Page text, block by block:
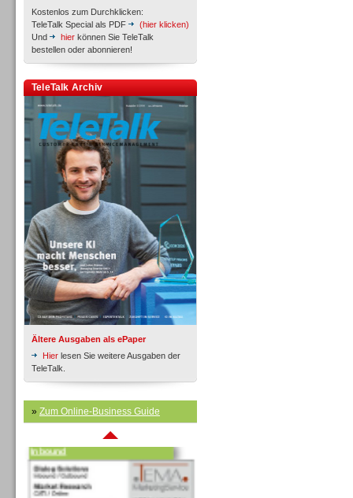
Kostenlos zum Durchklicken:
TeleTalk Special als PDF
(hier klicken)
Und
hier können Sie TeleTalk
bestellen oder abonnieren!
TeleTalk Archiv
Ältere Ausgaben als ePaper
Hier lesen Sie weitere Ausgaben der
TeleTalk.
» Zum Online-Business Guide
Inbound
Inbound
Inbound